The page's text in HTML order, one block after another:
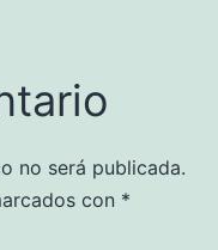
no será publicada.
con *